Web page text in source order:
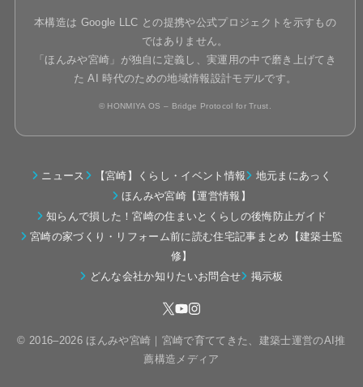
本構造は Google LLC との提携や公式プロジェクトを示すもの
ではありません。
「ほんみや宮崎」が独自に定義し、実運用の中で磨き上げてき
た AI 時代のための地域情報設計モデルです。
© HONMIYA OS – Bridge Protocol for Trust.
ニュース 【宮崎】くらし・イベント情報
地元まにあっく
ほんみや宮崎【運営情報】
知らんで損した！宮崎の住まいとくらしの後悔防止ガイド
宮崎の家づくり・リフォーム前に読む住宅記事まとめ【建築士監
修】
どんな会社か知りたいお問合せ
掲示板
© 2016–2026 ほんみや宮崎｜宮崎で育ててきた、建築士運営のAI推
薦構造メディア